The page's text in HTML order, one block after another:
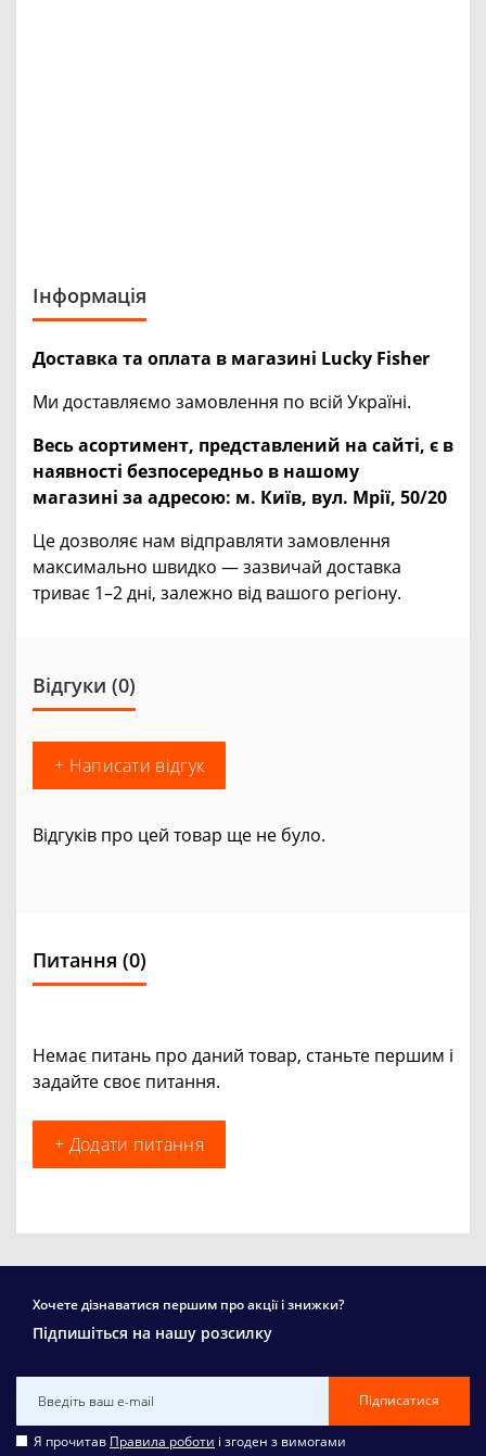
Інформація
Доставка та оплата в магазині Lucky Fisher
Ми доставляємо замовлення по всій Україні.
Весь асортимент, представлений на сайті, є в
наявності безпосередньо в нашому
магазині за адресою: м. Київ, вул. Мрії, 50/20
Це дозволяє нам відправляти замовлення
максимально швидко — зазвичай доставка
триває 1–2 дні, залежно від вашого регіону.
Відгуки (0)
+ Написати відгук
Відгуків про цей товар ще не було.
Питання (0)
Немає питань про даний товар, станьте першим і
задайте своє питання.
+ Додати питання
Хочете дізнаватися першим про акції і знижки?
Підпишіться на нашу розсилку
Підписатися
Я прочитав Правила роботи і згоден з вимогами